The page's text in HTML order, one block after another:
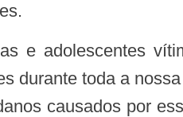
durante toda a
causados por